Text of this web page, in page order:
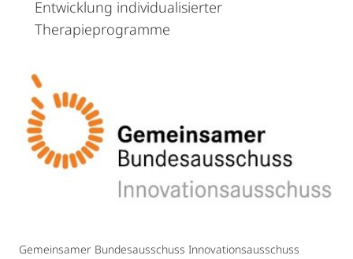
Entwicklung individualisierter
Therapieprogramme
Gemeinsamer Bundesausschuss Innovationsausschuss